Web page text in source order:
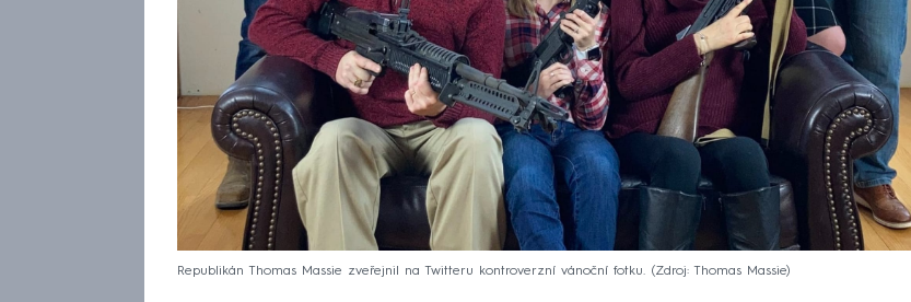
Republikán Thomas Massie zveřejnil na Twitteru kontroverzní vánoční fotku. Zdroj: Thomas Massie